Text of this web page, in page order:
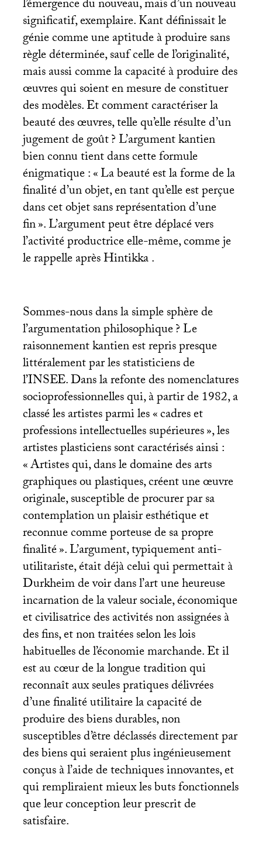
l’émergence du nouveau, mais d’un nouveau
significatif, exemplaire. Kant définissait le
génie comme une aptitude à produire sans
règle déterminée, sauf celle de l’originalité,
mais aussi comme la capacité à produire des
œuvres qui soient en mesure de constituer
des modèles. Et comment caractériser la
beauté des œuvres, telle qu’elle résulte d’un
jugement de goût? L’argument kantien
bien connu tient dans cette formule
énigmatique : «La beauté est la forme de la
finalité d’un objet, en tant qu’elle est perçue
dans cet objet sans représentation d’une
fin». L’argument peut être déplacé vers
l’activité productrice elle-même, comme je
le rappelle après Hintikka .
Sommes-nous dans la simple sphère de
l’argumentation philosophique? Le
raisonnement kantien est repris presque
littéralement par les statisticiens de
l’INSEE. Dans la refonte des nomenclatures
socioprofessionnelles qui, à partir de 1982, a
classé les artistes parmi les «cadres et
professions intellectuelles supérieures», les
artistes plasticiens sont caractérisés ainsi :
«Artistes qui, dans le domaine des arts
graphiques ou plastiques, créent une œuvre
originale, susceptible de procurer par sa
contemplation un plaisir esthétique et
reconnue comme porteuse de sa propre
finalité». L’argument, typiquement anti-
utilitariste, était déjà celui qui permettait à
Durkheim de voir dans l’art une heureuse
incarnation de la valeur sociale, économique
et civilisatrice des activités non assignées à
des fins, et non traitées selon les lois
habituelles de l’économie marchande. Et il
est au cœur de la longue tradition qui
reconnaît aux seules pratiques délivrées
d’une finalité utilitaire la capacité de
produire des biens durables, non
susceptibles d’être déclassés directement par
des biens qui seraient plus ingénieusement
conçus à l’aide de techniques innovantes, et
qui rempliraient mieux les buts fonctionnels
que leur conception leur prescrit de
satisfaire.